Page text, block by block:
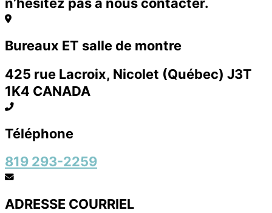
n’hésitez pas à nous contacter.
Bureaux ET salle de montre
425 rue Lacroix, Nicolet (Québec) J3T
1K4 CANADA
Téléphone
819 293-2259
ADRESSE COURRIEL